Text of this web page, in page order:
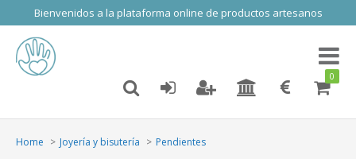
Bienvenidos a la plataforma online de productos artesanos
Toggle
0
Home Joyería y bisutería Pendientes